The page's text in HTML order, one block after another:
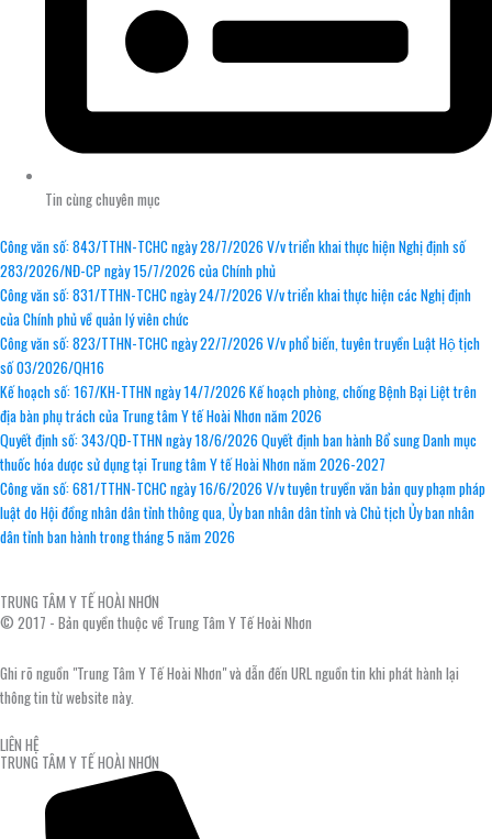
Tin cùng chuyên mục
Công văn số: 843/TTHN-TCHC ngày 28/7/2026 V/v triển khai thực hiện Nghị định số
283/2026/NĐ-CP ngày 15/7/2026 của Chính phủ
Công văn số: 831/TTHN-TCHC ngày 24/7/2026 V/v triển khai thực hiện các Nghị định
của Chính phủ về quản lý viên chức
Công văn số: 823/TTHN-TCHC ngày 22/7/2026 V/v phổ biến, tuyên truyền Luật Hộ tịch
số 03/2026/QH16
Kế hoạch số: 167/KH-TTHN ngày 14/7/2026 Kế hoạch phòng, chống Bệnh Bại Liệt trên
địa bàn phụ trách của Trung tâm Y tế Hoài Nhơn năm 2026
Quyết định số: 343/QĐ-TTHN ngày 18/6/2026 Quyết định ban hành Bổ sung Danh mục
thuốc hóa dược sử dụng tại Trung tâm Y tế Hoài Nhơn năm 2026-2027
Công văn số: 681/TTHN-TCHC ngày 16/6/2026 V/v tuyên truyền văn bản quy phạm pháp
luật do Hội đồng nhân dân tỉnh thông qua, Ủy ban nhân dân tỉnh và Chủ tịch Ủy ban nhân
dân tỉnh ban hành trong tháng 5 năm 2026
TRUNG TÂM Y TẾ HOÀI NHƠN
© 2017 - Bản quyền thuộc về Trung Tâm Y Tế Hoài Nhơn
Ghi rõ nguồn "Trung Tâm Y Tế Hoài Nhơn" và dẫn đến URL nguồn tin khi phát hành lại
thông tin từ website này.
LIÊN HỆ
TRUNG TÂM Y TẾ HOÀI NHƠN